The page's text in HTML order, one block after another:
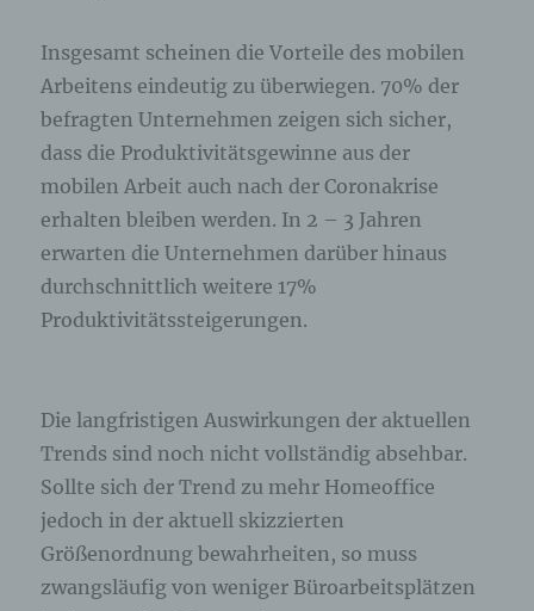
Insgesamt scheinen die Vorteile des mobilen
Arbeitens eindeutig zu überwiegen. 70% der
befragten Unternehmen zeigen sich sicher,
dass die Produktivitätsgewinne aus der
mobilen Arbeit auch nach der Coronakrise
erhalten bleiben werden. In 2 – 3 Jahren
erwarten die Unternehmen darüber hinaus
durchschnittlich weitere 17%
Produktivitätssteigerungen.
Die langfristigen Auswirkungen der aktuellen
Trends sind noch nicht vollständig absehbar.
Sollte sich der Trend zu mehr Homeoffice
jedoch in der aktuell skizzierten
Größenordnung bewahrheiten, so muss
zwangsläufig von weniger Büroarbeitsplätzen
Bei der Nutzung dieser allgemeinen Daten und
Informationen ziehen wird keine Rückschlüsse auf
die betroffene Person. Diese Informationen werden
vielmehr benötigt, um (1) die Inhalte unserer
Internetseite korrekt auszuliefern, (2) die Inhalte
unserer Internetseite sowie die Werbung für diese
zu optimieren, (3) die dauerhafte
Funktionsfähigkeit unserer
informationstechnologischen Systeme und der
Technik unserer Internetseite zu gewährleisten
eines Cyberangriffes die zur Strafverfolgung
ferner mit dem Ziel ausgewertet, den Datenschutz
und die Datensicherheit in unserem Unternehmen
zu erhöhen, um letztlich ein optimales
Schutzniveau für die von uns verarbeiteten
personenbezogenen Daten sicherzustellen. Die
anonymen Daten der Server-Logfiles werden
getrennt von allen durch eine betroffene Person
angegebenen personenbezogenen Daten